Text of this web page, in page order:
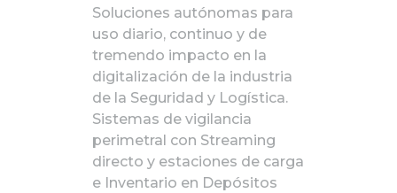
Soluciones autónomas para
uso diario, continuo y de
tremendo impacto en la
digitalización de la industria
de la Seguridad y Logística.
Sistemas de vigilancia
perimetral con Streaming
directo y estaciones de carga
e Inventario en Depósitos